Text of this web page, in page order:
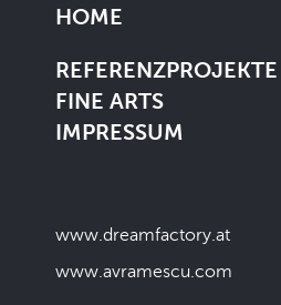
HOME
REFERENZPROJEKTE
FINE ARTS
IMPRESSUM
www.dreamfactory.at
www.avramescu.com